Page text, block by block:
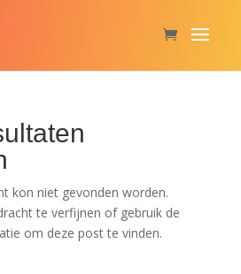
kon niet gevonden worden.
te verfijnen of gebruik de
om deze post te vinden.